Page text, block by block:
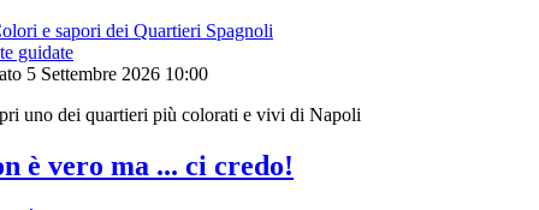
guidate
5 Settembre 2026 10:00
uno dei quartieri più colorati e vivi di Napoli
è vero ma ... ci credo!